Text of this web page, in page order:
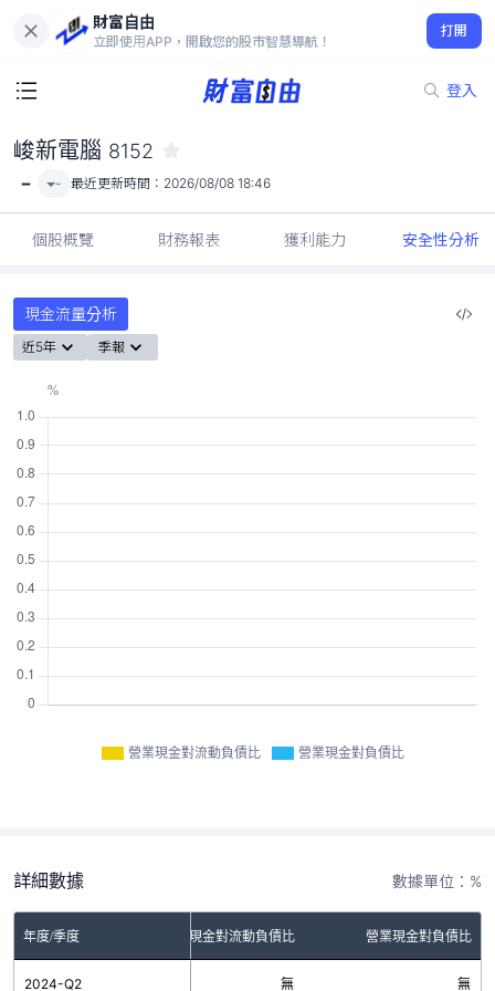
財富自由
立即使用APP，開啟您的股市智慧導航！
打開
登入
-
峻新電腦 8152
- - 最近更新時間： 2026/08/08 18:46
個股概覽 財務報表 獲利能力 安全性分析
現金流量分析
近5年 季報
營業現金對流動負債比 營業現金對負債比
詳細數據 數據單位：%
年度/季度 營業現金對流動負債比 營業現金對負債比
2024-Q2 無 無